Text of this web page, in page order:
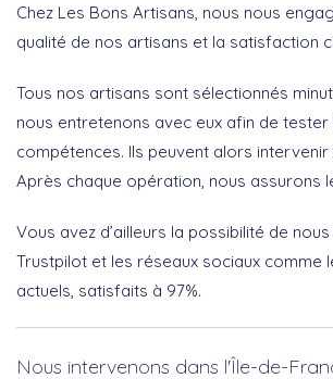
Chez Les Bons Artisans, nous nous
qualité de nos artisans et la satisfaction
Tous nos artisans sont sélectionnés
nous entretenons avec eux afin de tester
compétences. Ils peuvent alors intervenir
Après chaque opération, nous assurons
Vous avez d’ailleurs la possibilité de
Trustpilot et les réseaux sociaux comme
actuels, satisfaits à 97%.
Nous intervenons dans l'Île-de-